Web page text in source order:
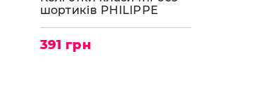
шортиків PHILIPPE
391 грн